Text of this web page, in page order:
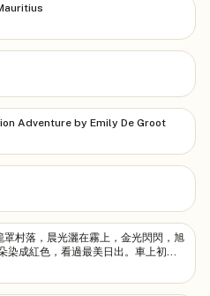
Adventure by Emily De Groot
村落，晨光灑在霧上，金光閃閃，旭
染成紅色，看過最美日出。車上初見
塵世美>>的片頭，此次旅行無所求了